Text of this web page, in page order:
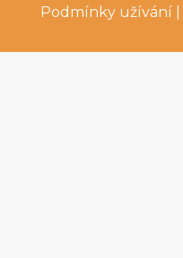
Podmínky užívání